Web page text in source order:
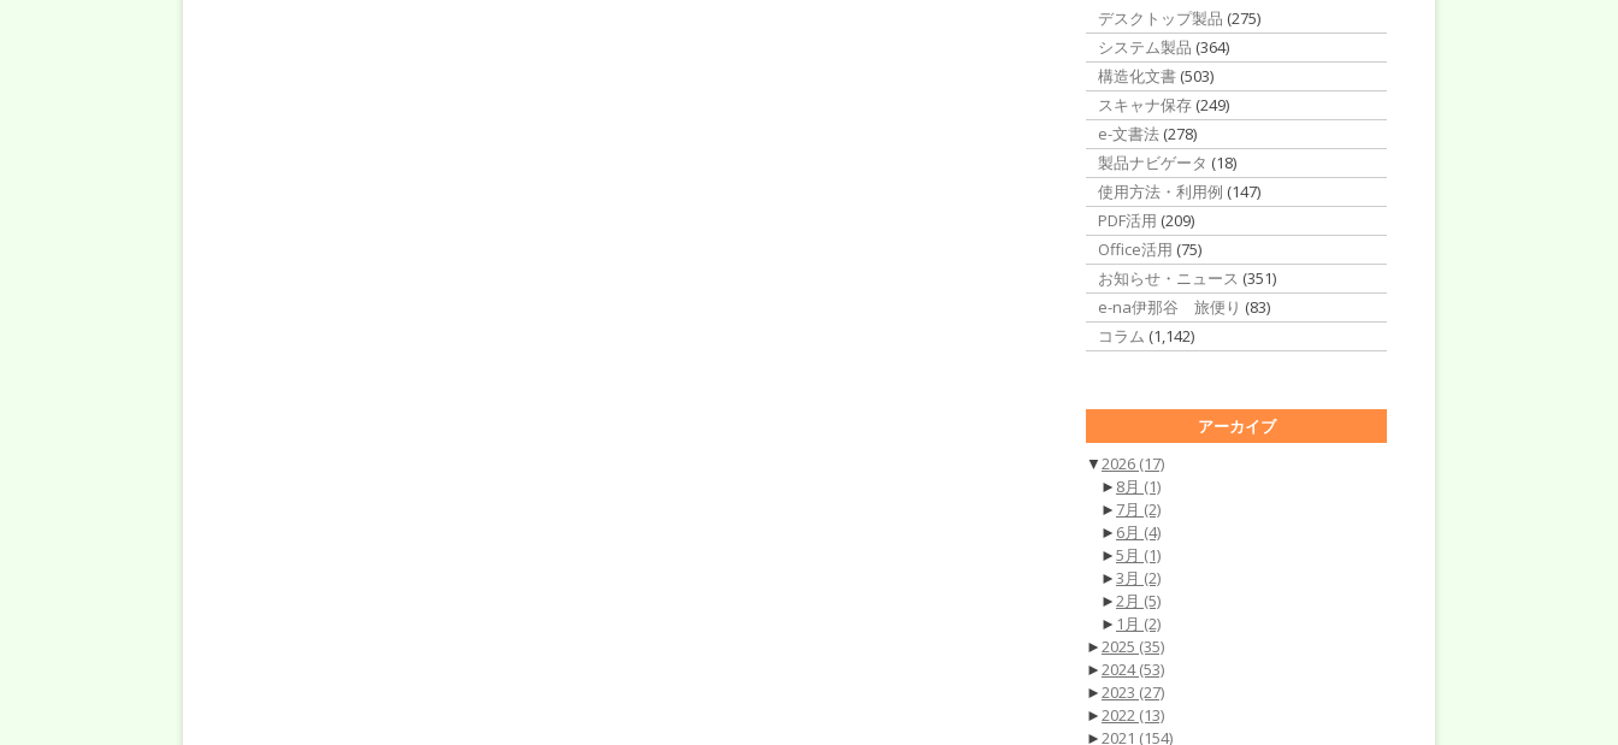
デスクトップ製品 (275)
システム製品 (364)
構造化文書 (503)
スキャナ保存 (249)
e-文書法 (278)
製品ナビゲータ (18)
使用方法・利用例 (147)
PDF活用 (209)
Office活用 (75)
お知らせ・ニュース (351)
e-na伊那谷 旅便り (83)
コラム (1,142)
アーカイブ
▼2026 (17)
► 8月 (1)
► 7月 (2)
► 6月 (4)
►5月 (1)
►3月 (2)
►2月 (5)
► 1月 (2)
►2025 (35)
►2024(53)
►2023 (27)
►2022 (13)
►2021 (154)